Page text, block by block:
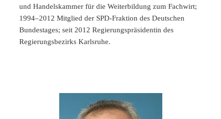
und Handelskammer für die Weiterbildung zum Fachwirt;
1994–2012 Mitglied der SPD-Fraktion des Deutschen
Bundestages; seit 2012 Regierungspräsidentin des
Regierungsbezirks Karlsruhe.